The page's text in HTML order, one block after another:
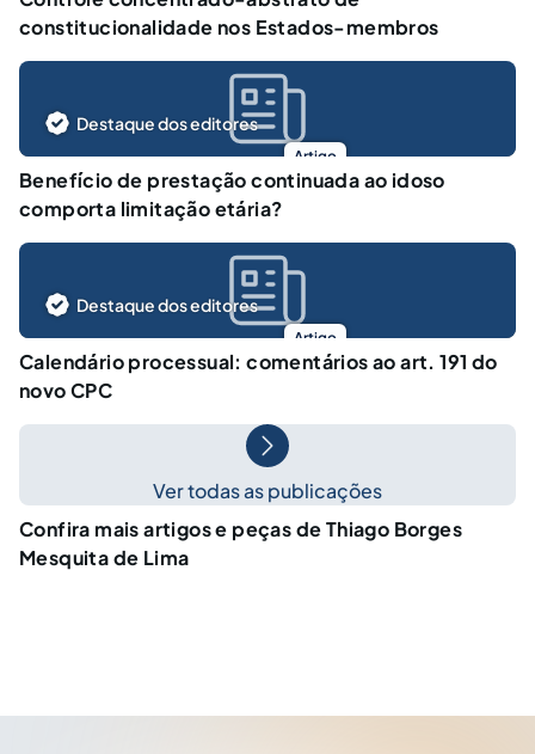
constitucionalidade nos Estados-membros
Artigo
Destaque dos editores
Benefício de prestação continuada ao idoso
comporta limitação etária?
Artigo
Destaque dos editores
Calendário processual: comentários ao art. 191 do
novo CPC
Ver todas as publicações
Confira mais artigos e peças de Thiago Borges
Mesquita de Lima